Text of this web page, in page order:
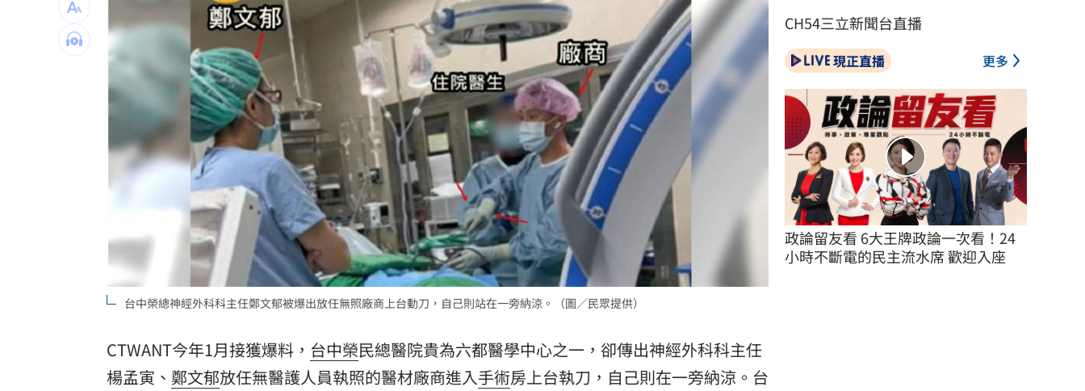
新／Sandisk挫5%！台指期翻紅站回44000點 00:40
台灣彩券開獎直播中 20:31
LIVE三立+24小時直播 15:27
三立iNEWS新聞台線上直播 18:00
理想混蛋號召粉絲跨海追星吃美食！ 18:15
台中榮總神經外科科主任鄭文郁被爆出放任無照廠商上台動刀，自己則站在一旁納涼。（圖／民眾提供）
CTWANT今年1月接獲爆料， 台中榮民總醫院貴為六都醫學中心之一，卻傳出神經外科科主任
楊孟寅 、 鄭文郁放任無醫護人員執照的醫材廠商進入手術房上台執刀，自己則在一旁納涼。台
CH54三立新聞台直播
現正直播 更多
政論留友看 6大王牌政論一次看！24
小時不斷電的民主流水席 歡迎入座